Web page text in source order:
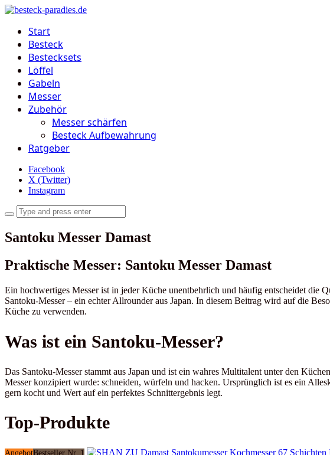
Start
Besteck
Bestecksets
Löffel
Gabeln
Messer
Zubehör
Messer schärfen
Besteck Aufbewahrung
Ratgeber
Facebook
X (Twitter)
Instagram
Santoku Messer Damast
Praktische Messer: Santoku Messer Damast
Ein hochwertiges Messer ist in jeder Küche unentbehrlich und häufig entscheidet die
Santoku-Messer – ein echter Allrounder aus Japan. In diesem Beitrag wird auf die
Küche zu verwenden.
Was ist ein Santoku-Messer?
Das Santoku-Messer stammt aus Japan und ist ein wahres Multitalent unter den
Messer konzipiert wurde: schneiden, würfeln und hacken. Ursprünglich ist es ein
gern kocht und Wert auf ein perfektes Schnittergebnis legt.
Top-Produkte
AngebotBestseller Nr. 1